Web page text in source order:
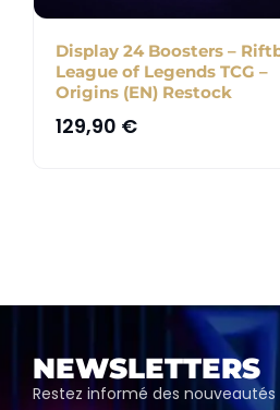
Display 24 Boosters –
League of Legends TCG –
Origins (EN) Restock
129,90 €
NEWSLETTERS
Restez informé des nouveautés